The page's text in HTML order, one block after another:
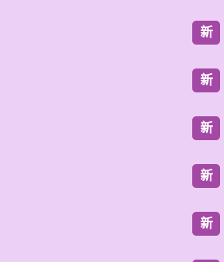
新
新
新
新
新